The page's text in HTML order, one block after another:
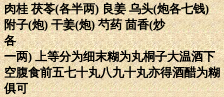
肉桂 茯苓(各半两) 良姜 乌头(炮各七钱)
附子(炮) 干姜(炮) 芍药 茴香(炒
各
一两) 上等分为细末糊为丸桐子大温酒下
空腹食前五七十丸八九十丸亦得酒醋为糊
俱可